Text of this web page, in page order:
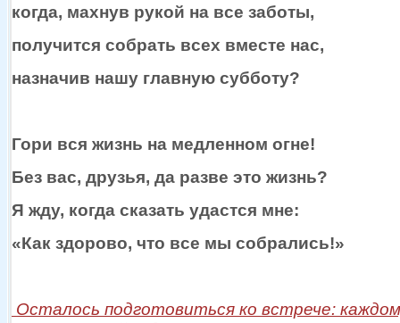
когда, махнув рукой на все заботы,
получится собрать всех вместе нас,
назначив нашу главную субботу?
Гори вся жизнь на медленном огне!
Без вас, друзья, да разве это жизнь?
Я жду, когда сказать удастся мне:
«Как здорово, что все мы собрались!»
Осталось подготовиться ко встрече: